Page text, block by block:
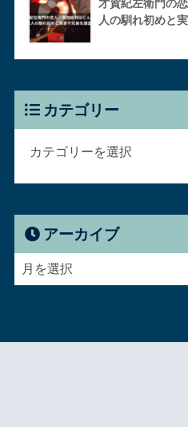
才賀紀左衛門の
人の馴れ初めと
カテゴリー
アーカイブ